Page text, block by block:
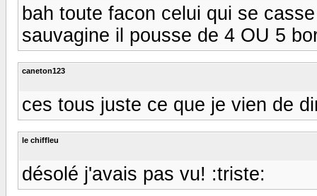
bah toute facon celui qui se
sauvagine il pousse de 4 OU 5
caneton123
ces tous juste ce que je vien de
le chiffleu
désolé j'avais pas vu! :triste: